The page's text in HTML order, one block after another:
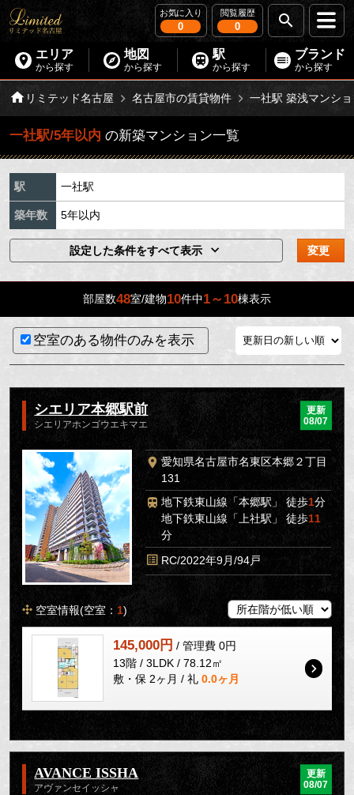
お気に入り
0
閲覧履歴
0
エリア
から探す
地図
から探す
駅
から探す
ブランド
から探す
リミテッド名古屋 名古屋市の賃貸物件 一社駅 築浅マンシ
一社駅/5年以内 の新築マンション一覧
駅 一社駅
築年数 5年以内
設定した条件をすべて表示 変更
部屋数48室/建物10件中1～10棟表示
空室のある物件のみを表示
シエリア本郷駅前
シエリアホンゴウエキマエ
更新
08/07
愛知県名古屋市名東区本郷２丁目
131
地下鉄東山線「本郷駅」 徒歩1分
地下鉄東山線「上社駅」 徒歩11
分
RC/2022年9月/94戸
空室情報(空室： 1)
145,000円 / 管理費 0円
13階 / 3LDK / 78.12㎡
敷・保 2ヶ月 / 礼 0.0ヶ月
AVANCE ISSHA
アヴァンセイッシャ
更新
08/07